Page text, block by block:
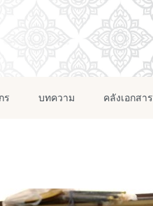
ร บทความ คลังเอกสาร